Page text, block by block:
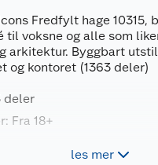
Fredfylt hage 10315,
til voksne og alle som
arkitektur. Byggbart
og kontoret (1363 deler)
deler
Fra 18+
les mer